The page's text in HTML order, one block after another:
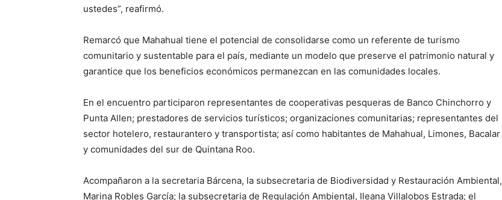
ustedes”, reafirmó.
Remarcó que Mahahual tiene el potencial de consolidarse como un referente de turismo
comunitario y sustentable para el país, mediante un modelo que preserve el patrimonio natural y
garantice que los beneficios económicos permanezcan en las comunidades locales.
En el encuentro participaron representantes de cooperativas pesqueras de Banco Chinchorro y
Punta Allen; prestadores de servicios turísticos; organizaciones comunitarias; representantes del
sector hotelero, restaurantero y transportista; así como habitantes de Mahahual, Limones, Bacalar
y comunidades del sur de Quintana Roo.
Acompañaron a la secretaria Bárcena, la subsecretaria de Biodiversidad y Restauración Ambiental,
Marina Robles García; la subsecretaria de Regulación Ambiental, Ileana Villalobos Estrada; el